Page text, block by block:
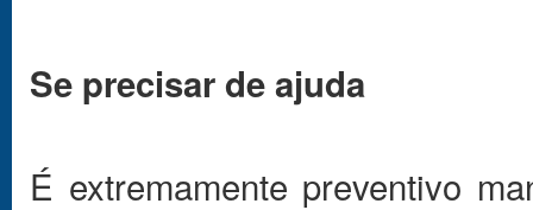
Se precisar de ajuda
É extremamente preventivo